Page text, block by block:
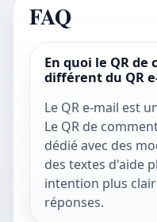
FAQ
En quoi le QR
différent du QR
Le QR e-mail est
Le QR de
dédié avec des
des textes d'aide
intention plus
réponses.